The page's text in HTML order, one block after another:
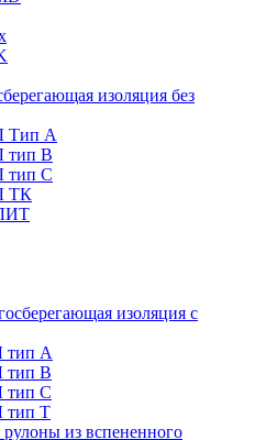
изоляция без
А
В
C
ТК
изоляция с
А
B
C
T
из вспененного